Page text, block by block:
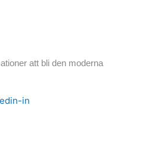
att bli den moderna
in